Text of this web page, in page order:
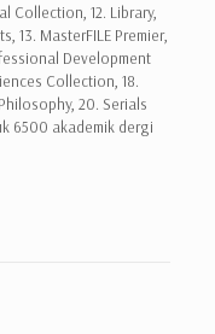
Collection, 12. Library,
13. MasterFILE Premier,
Development
Collection, 18.
20. Serials
6500 akademik dergi